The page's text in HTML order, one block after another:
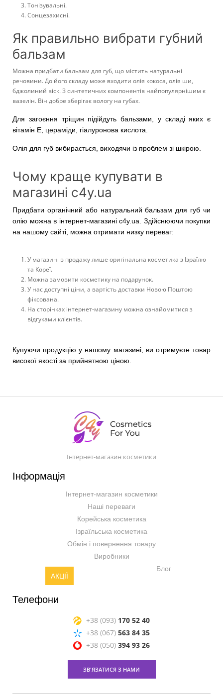
Тонізувальні.
Сонцезахисні.
Як правильно вибрати губний
бальзам
Можна придбати бальзам для губ, що містить натуральні
речовини. До його складу може входити олія кокоса, олія ши,
бджолиний віск. З синтетичних компонентів найпопулярнішим є
вазелін. Він добре зберігає вологу на губах.
Для загоєння тріщин підійдуть бальзами, у складі яких є
вітамін Е, цераміди, гіалуронова кислота.
Олія для губ вибирається, виходячи із проблем зі шкірою.
Чому краще купувати в
магазині с4у.ua
Придбати органічний або натуральний бальзам для губ чи
олію можна в інтернет-магазині с4у.ua. Здійснюючи покупки
на нашому сайті, можна отримати низку переваг:
У магазині в продажу лише оригінальна косметика з Ізраїлю
та Кореї.
Можна замовити косметику на подарунок.
У нас доступні ціни, а вартість доставки Новою Поштою
фіксована.
На сторінках інтернет-магазину можна ознайомитися з
відгуками клієнтів.
Купуючи продукцію у нашому магазині, ви отримуєте товар
високої якості за прийнятною ціною.
Інтернет-магазин косметики
Інформація
Інтернет-магазин косметики
Наші переваги
Корейська косметика
Ізраїльська косметика
Обмін і повернення товару
Виробники
АКЦІЇ
Блог
Телефони
+38 (093) 170 52 40
+38 (067) 563 84 35
+38 (050) 394 93 26
ЗВ'ЯЗАТИСЯ З НАМИ